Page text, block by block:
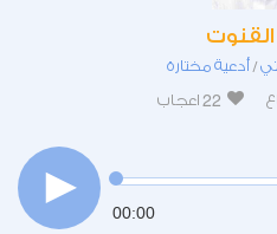
/ أدعية مختارة
22 اعجاب
00:00